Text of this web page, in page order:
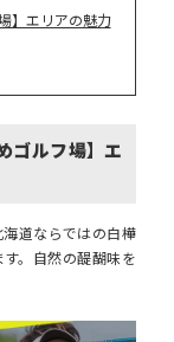
】エリアの魅力
ゴルフ場】エ
道ならではの白樺
。自然の醍醐味を